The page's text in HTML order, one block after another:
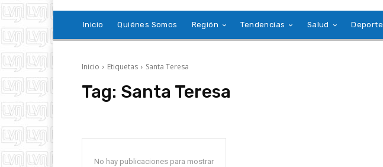
Inicio Quiénes Somos Región Tendencias Salud Deporte
Inicio Etiquetas Santa Teresa
Tag: Santa Teresa
No hay publicaciones para mostrar